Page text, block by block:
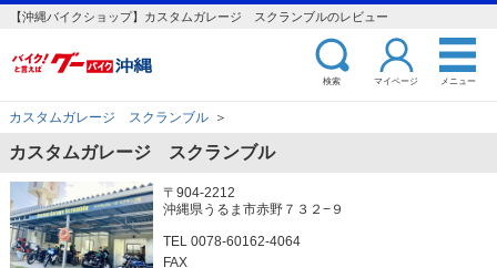
【沖縄バイクショップ】カスタムガレージ スクランブルのレビュー
検索 マイページ メニュー
カスタムガレージ スクランブル ＞
カスタムガレージ スクランブル
〒904-2212
沖縄県うるま市赤野７３２−９
TEL 0078-60162-4064
FAX